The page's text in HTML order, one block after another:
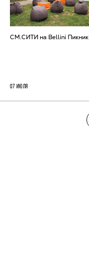
СМ.СИТИ на Bellini Пикник
07 ИЮЛЯ